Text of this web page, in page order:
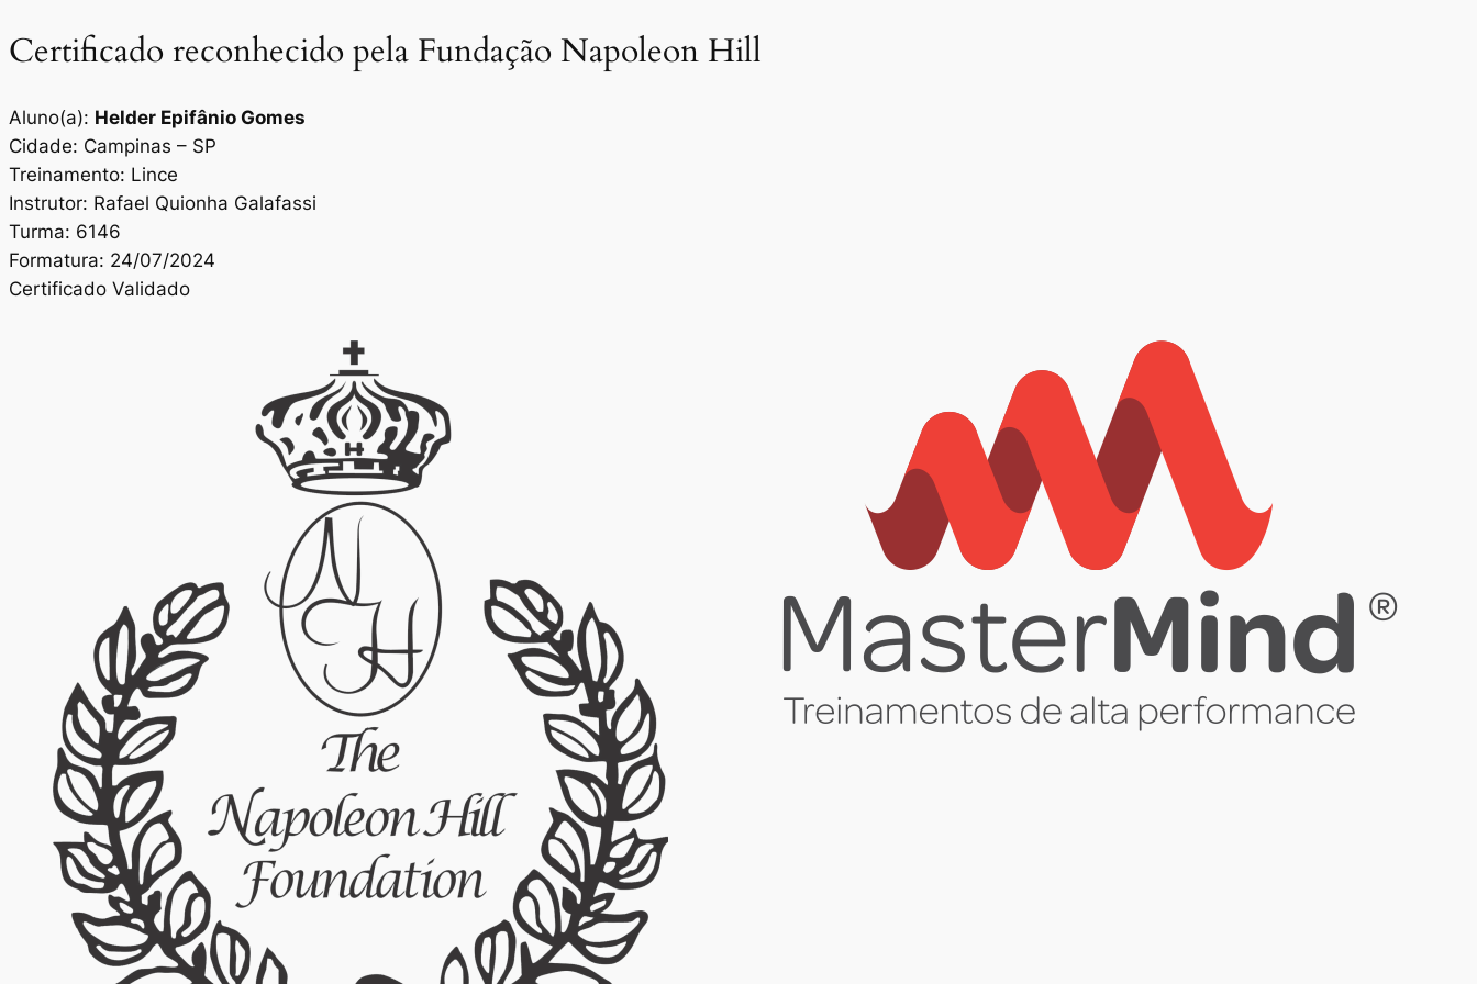
Certificado reconhecido pela Fundação Napoleon Hill
Aluno(a): Helder Epifânio Gomes
Cidade: Campinas – SP
Treinamento: Lince
Instrutor: Rafael Quionha Galafassi
Turma: 6146
Formatura: 24/07/2024
Certificado Validado